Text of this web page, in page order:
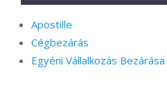
Apostille
Cégbezárás
Egyéni Vállalkozás Bezárása